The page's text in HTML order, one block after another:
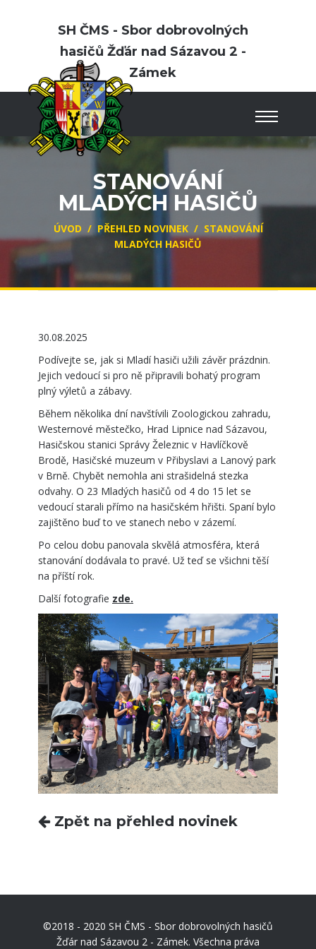
SH ČMS - Sbor dobrovolných
hasičů Žďár nad Sázavou 2 -
Zámek
STANOVÁNÍ
MLADÝCH HASIČŮ
ÚVOD / PŘEHLED NOVINEK / STANOVÁNÍ
MLADÝCH HASIČŮ
30.08.2025
Podívejte se, jak si Mladí hasiči užili závěr prázdnin.
Jejich vedoucí si pro ně připravili bohatý program
plný výletů a zábavy.
Během několika dní navštívili Zoologickou zahradu,
Westernové městečko, Hrad Lipnice nad Sázavou,
Hasičskou stanici Správy Železnic v Havlíčkově
Brodě, Hasičské muzeum v Přibyslavi a Lanový park
v Brně. Chybět nemohla ani strašidelná stezka
odvahy. O 23 Mladých hasičů od 4 do 15 let se
vedoucí starali přímo na hasičském hřišti. Spaní bylo
zajištěno buď to ve stanech nebo v zázemí.
Po celou dobu panovala skvělá atmosféra, která
stanování dodávala to pravé. Už teď se všichni těší
na příští rok.
Další fotografie zde.
Zpět na přehled novinek
©2018 - 2020 SH ČMS - Sbor dobrovolných hasičů
Žďár nad Sázavou 2 - Zámek. Všechna práva